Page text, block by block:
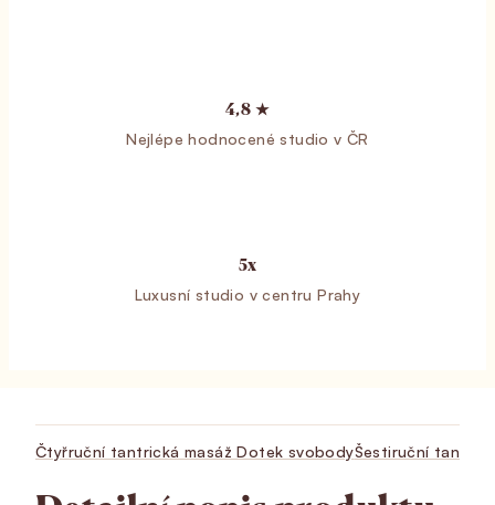
4,8 ★
Nejlépe hodnocené studio v ČR
5x
Luxusní studio v centru Prahy
Čtyřruční tantrická masáž Dotek svobodyŠestiruční